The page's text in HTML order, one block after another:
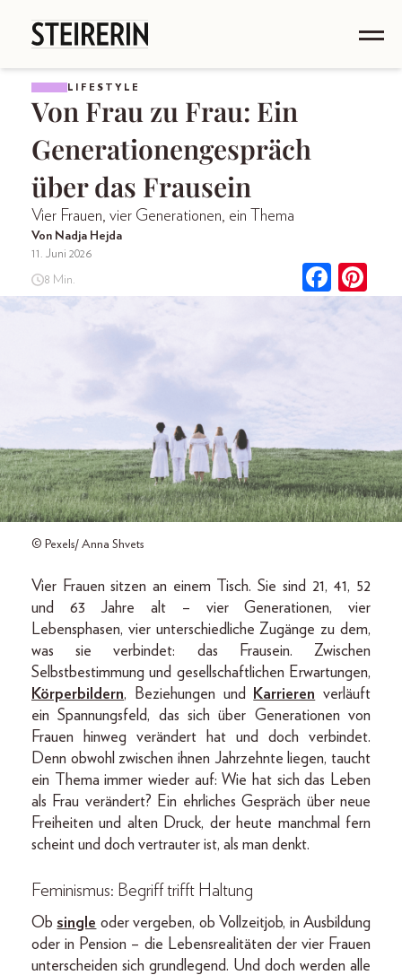
LIFESTYLE
Von Frau zu Frau: Ein
Generationengespräch
über das Frausein
Vier Frauen, vier Generationen, ein Thema
Von Nadja Hejda
11. Juni 2026
8 Min.
© Pexels/ Anna Shvets
Vier Frauen sitzen an einem Tisch. Sie sind 21, 41, 52
und 63 Jahre alt – vier Generationen, vier
Lebensphasen, vier unterschiedliche Zugänge zu dem,
was sie verbindet: das Frausein. Zwischen
Selbstbestimmung und gesellschaftlichen Erwartungen,
Körperbildern, Beziehungen und Karrieren verläuft
ein Spannungsfeld, das sich über Generationen von
Frauen hinweg verändert hat und doch verbindet.
Denn obwohl zwischen ihnen Jahrzehnte liegen, taucht
ein Thema immer wieder auf: Wie hat sich das Leben
als Frau verändert? Ein ehrliches Gespräch über neue
Freiheiten und alten Druck, der heute manchmal fern
scheint und doch vertrauter ist, als man denkt.
Feminismus: Begriff trifft Haltung
Obsingle oder vergeben, ob Vollzeitjob, in Ausbildung
oder in Pension – die Lebensrealitäten der vier Frauen
unterscheiden sich grundlegend. Und doch werden alle